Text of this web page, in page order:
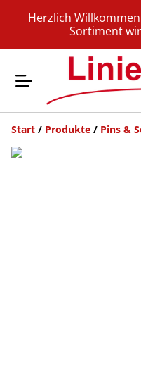
Herzlich
Sortiment
Start / Produkte / Pins &